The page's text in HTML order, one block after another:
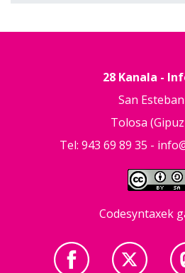
28 Kanala -
San
Tolosa
Tel: 943 69 89 35 -
Codesyntaxek